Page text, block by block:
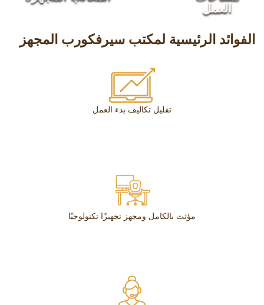
العمل
الفوائد الرئيسية لمكتب سيرفكورب المجهز
تقليل تكاليف بدء العمل
مؤثث بالكامل ومجهز تجهيزًا تكنولوجيًا